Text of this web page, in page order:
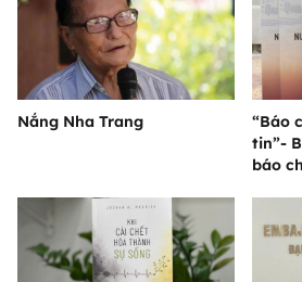
Nắng Nha Trang
“Báo
tin”-
báo